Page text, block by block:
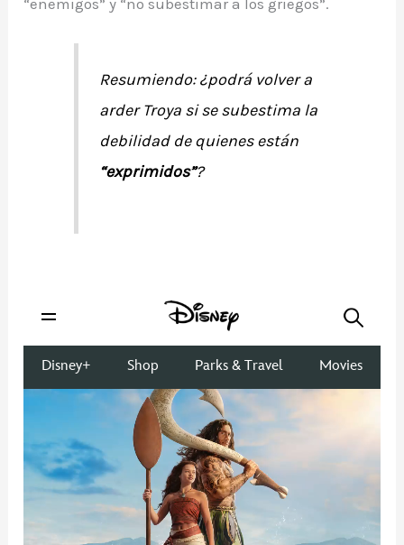
“enemigos” y “no subestimar a los griegos”.
Resumiendo: ¿podrá volver a
arder Troya si se subestima la
debilidad de quienes están
“exprimidos”?